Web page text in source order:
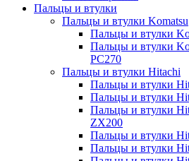
Пальцы и втулки
Пальцы и втулки Komatsu
Пальцы и втулки
Пальцы и втулки
PC270
Пальцы и втулки Hitachi
Пальцы и втулки
Пальцы и втулки
Пальцы и втулки
ZX200
Пальцы и втулки
Пальцы и втулки